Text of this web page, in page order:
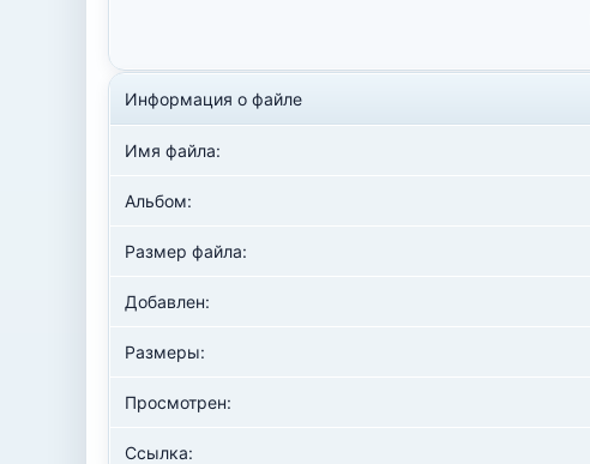
Информация о файле
Имя файла:
Альбом:
Размер файла:
Добавлен:
Размеры:
Просмотрен:
Ссылка: